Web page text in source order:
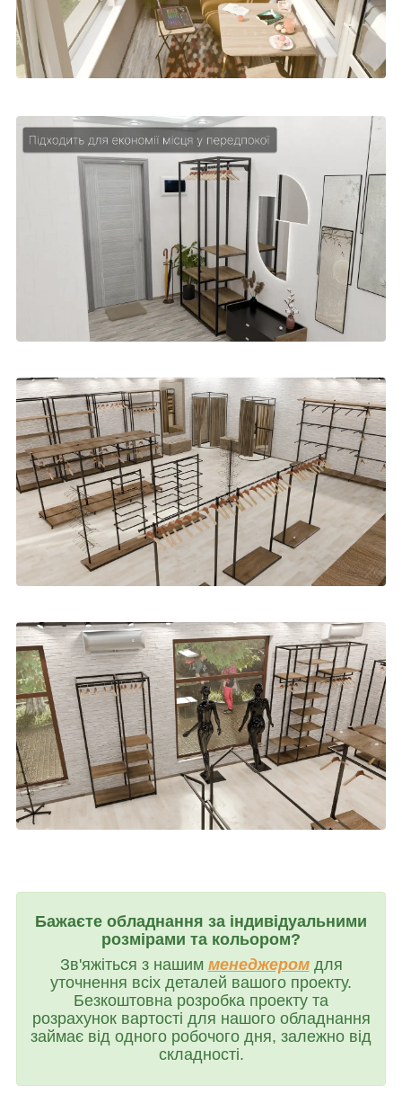
Бажаєте обладнання за індивідуальними
розмірами та кольором?
Зв'яжіться з нашим менеджеромдля
уточнення всіх деталей вашого проекту.
Безкоштовна розробка проекту та
розрахунок вартості для нашого обладнання
займає від одного робочого дня, залежно від
складності.